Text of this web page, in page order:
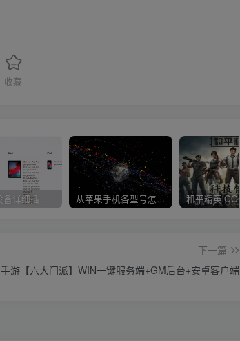
收藏
ios手机设备详细插件平刷教程 从苹果手机各型号怎么越狱到怎么开科技完整教程
下一篇
手游【六大门派】WIN一键服务端+GM后台+安卓客户端